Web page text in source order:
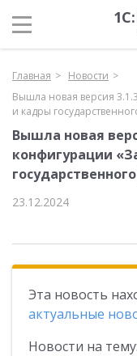
Главная
Новости
Вышла новая версия
и кадры
Вышла новая
конфигурации
23.12.2024
Эта новость
актуальные
Новости на тему: